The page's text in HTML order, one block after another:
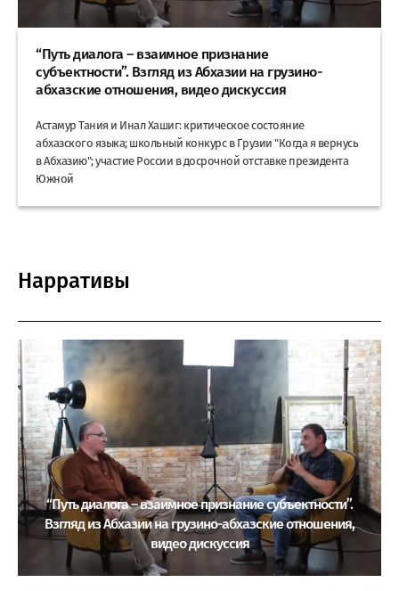
“Путь диалога – взаимное признание
субъектности”. Взгляд из Абхазии на грузино-
абхазские отношения, видео дискуссия
Астамур Тания и Инал Хашиг: критическое состояние
абхазского языка; школьный конкурс в Грузии "Когда я вернусь
в Абхазию"; участие России в досрочной отставке президента
Южной
Нарративы
“Путь диалога – взаимное признание субъектности”.
Взгляд из Абхазии на грузино-абхазские отношения,
видео дискуссия